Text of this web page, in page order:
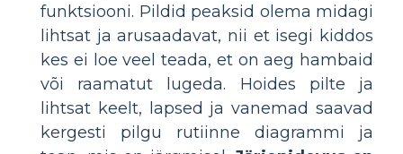
funktsiooni. Pildid peaksid olema midagi
lihtsat ja arusaadavat, nii et isegi kiddos
kes ei loe veel teada, et on aeg hambaid
või raamatut lugeda. Hoides pilte ja
lihtsat keelt, lapsed ja vanemad saavad
kergesti pilgu rutiinne diagrammi ja